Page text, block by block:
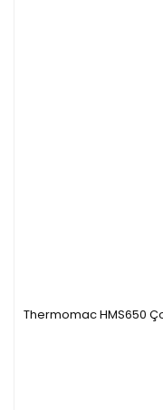
Thermomac HMS650